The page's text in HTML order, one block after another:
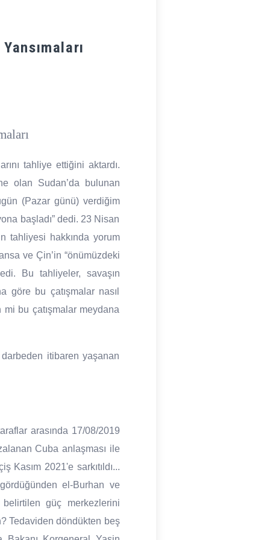
tahliye ettiğini aktardı.
olan Sudan’da bulunan
(Pazar günü) verdiğim
başladı” dedi. 23 Nisan
tahliyesi hakkında yorum
ve Çin’in “önümüzdeki
Bu tahliyeler, savaşın
göre bu çatışmalar nasıl
bu çatışmalar meydana
itibaren yaşanan
arasında 17/08/2019
Cuba anlaşması ile
Kasım 2021'e sarkıtıldı...
el-Burhan ve
belirtilen güç merkezlerini
Tedaviden döndükten beş